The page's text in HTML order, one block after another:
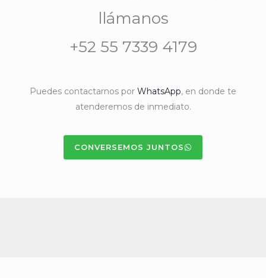
llámanos
+52 55 7339 4179
Puedes contactarnos por WhatsApp, en donde te
atenderemos de inmediato.
CONVERSEMOS JUNTOS